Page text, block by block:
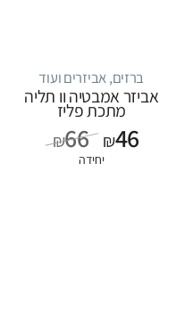
ברזים, אביזרים ועוד
אביזר אמבטיה וו תליה
מתכת פליז
₪66 ₪46
יחידה